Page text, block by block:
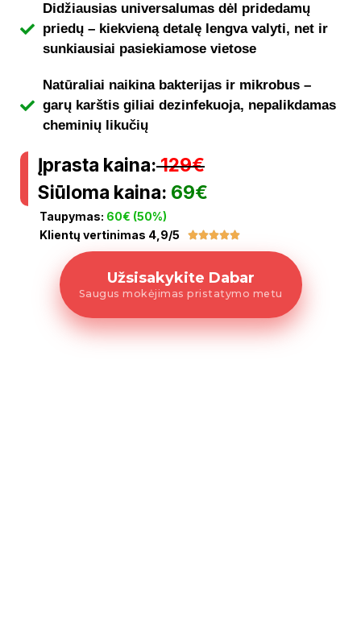
Didžiausias universalumas dėl pridedamų
priedų – kiekvieną detalę lengva valyti, net ir
sunkiausiai pasiekiamose vietose
Natūraliai naikina bakterijas ir mikrobus –
garų karštis giliai dezinfekuoja, nepalikdamas
cheminių likučių
Įprasta kaina:129€
Siūloma kaina: 69€
Taupymas: 60€ (50%)
Klientų vertinimas 4,9/5

Užsisakykite Dabar
Saugus mokėjimas pristatymo metu